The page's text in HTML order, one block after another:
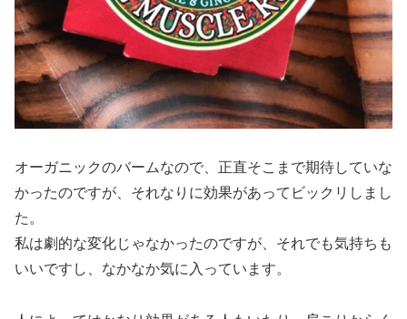
オーガニックのバームなので、正直そこまで期待していな
かったのですが、それなりに効果があってビックリしまし
た。
私は劇的な変化じゃなかったのですが、それでも気持ちも
いいですし、なかなか気に入っています。